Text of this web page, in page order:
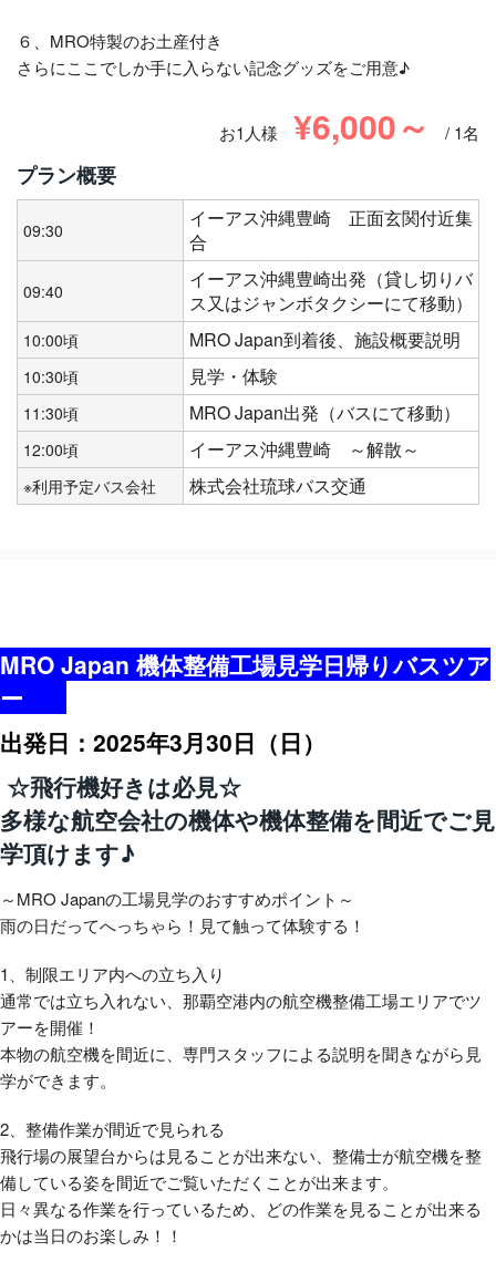
６、MRO特製のお土産付き
さらにここでしか手に入らない記念グッズをご用意♪
お1人様 ¥6,000～ / 1名
プラン概要
09:30
イーアス沖縄豊崎 正面玄関付近集
合
09:40
イーアス沖縄豊崎出発（貸し切りバ
ス又はジャンボタクシーにて移動）
10:00頃 MRO Japan到着後、施設概要説明
10:30頃 見学・体験
11:30頃 MRO Japan出発（バスにて移動）
12:00頃 イーアス沖縄豊崎 ～解散～
※利用予定バス会社 株式会社琉球バス交通
MRO Japan 機体整備工場見学日帰りバスツア
ー
出発日：2025年3月30日（日）
☆飛行機好きは必見☆
多様な航空会社の機体や機体整備を間近でご見
学頂けます♪
～MRO Japanの工場見学のおすすめポイント～
雨の日だってへっちゃら！見て触って体験する！
1、制限エリア内への立ち入り
通常では立ち入れない、那覇空港内の航空機整備工場エリアでツ
アーを開催！
本物の航空機を間近に、専門スタッフによる説明を聞きながら見
学ができます。
2、整備作業が間近で見られる
飛行場の展望台からは見ることが出来ない、整備士が航空機を整
備している姿を間近でご覧いただくことが出来ます。
日々異なる作業を行っているため、どの作業を見ることが出来る
かは当日のお楽しみ！！